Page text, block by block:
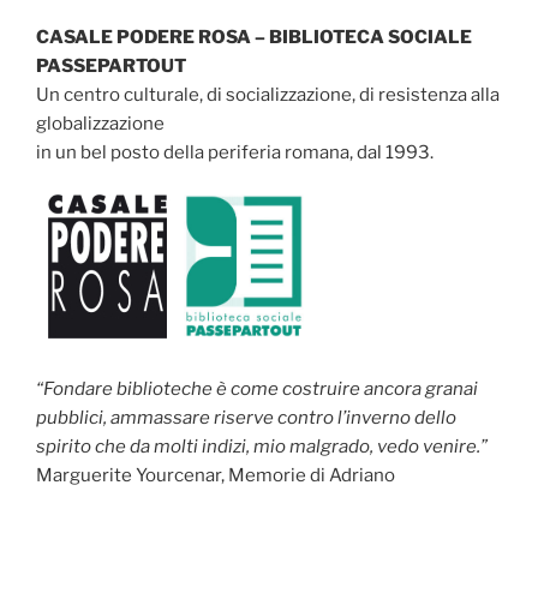
CASALE PODERE ROSA – BIBLIOTECA SOCIALE
PASSEPARTOUT
Un centro culturale, di socializzazione, di resistenza alla
globalizzazione
in un bel posto della periferia romana, dal 1993.
“Fondare biblioteche è come costruire ancora granai
pubblici, ammassare riserve contro l’inverno dello
spirito che da molti indizi, mio malgrado, vedo venire.”
Marguerite Yourcenar, Memorie di Adriano